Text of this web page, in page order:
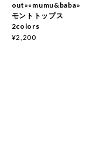
out»«mumu&baba»
モントトップス
2colors
¥2,200